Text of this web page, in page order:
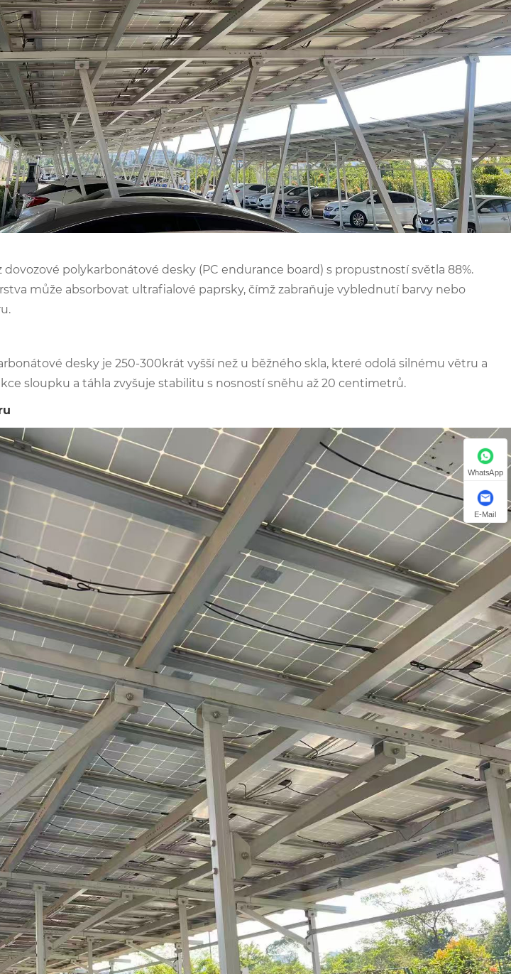
polykarbonátové desky (PC endurance board) s propustností světla 88%.
může absorbovat ultrafialové paprsky, čímž zabraňuje vyblednutí barvy nebo
desky je 250-300krát vyšší než u běžného skla, které odolá silnému větru a
sloupku a táhla zvyšuje stabilitu s nosností sněhu až 20 centimetrů.
WhatsApp
E-Mail